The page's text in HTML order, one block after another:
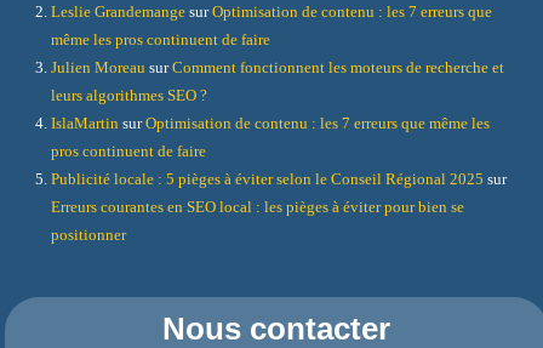
Leslie Grandemange surOptimisation de contenu : les 7 erreurs que
même les pros continuent de faire
Julien Moreau surComment fonctionnent les moteurs de recherche et
leurs algorithmes SEO ?
IslaMartin surOptimisation de contenu : les 7 erreurs que même les
pros continuent de faire
Publicité locale : 5 pièges à éviter selon le Conseil Régional 2025 sur
Erreurs courantes en SEO local : les pièges à éviter pour bien se
positionner
Nous contacter